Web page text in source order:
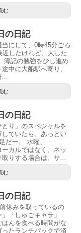
む
の日記
にして、0時45分ごろ
したけれど、大した
簿記の勉強を少し進め
中に大船駅へ寄り、
...
む
の日記
り」のスペシャルを
ていたら、あっとい
だー。 水曜、
カルではなく、ネッ
取りする場合は、サ...
む
の日記
休みを取っているの
「しゅごキャラ」
はんを食べる時間がな
たランチパックで済